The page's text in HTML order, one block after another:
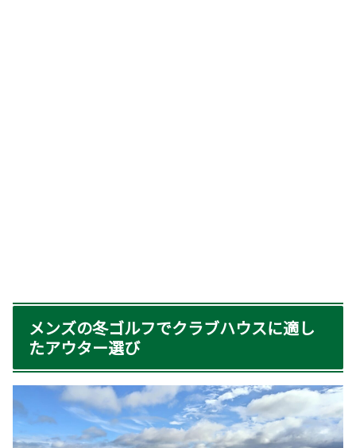
メンズの冬ゴルフでクラブハウスに適し
たアウター選び